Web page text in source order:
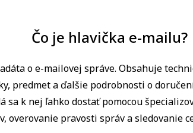
Čo je hlavička e-mailu?
o e-mailovej správe. Obsahuje
predmet a ďalšie podrobnosti o
sa k nej ľahko dostať pomocou
overovanie pravosti správ a sledovanie